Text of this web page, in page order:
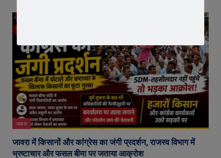
जावरा
जावरा में किसानों और कांग्रेस का जंगी प्रदर्शन, राजस्व विभाग में
भ्रष्टाचार और फसल बीमा पर जताया आक्रोश